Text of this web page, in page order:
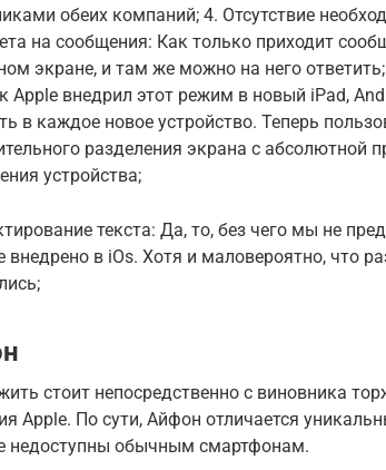
обеих компаний; 4. Отсутствие
на сообщения: Как только приходит
экране, и там же можно на него
Apple внедрил этот режим в новый iPad,
в каждое новое устройство. Теперь
разделения экрана с абсолютной
устройства;
текста: Да, то, без чего мы не
внедрено в iOs. Хотя и маловероятно, что
стоит непосредственно с виновника
Apple. По сути, Айфон отличается
недоступны обычным смартфонам.